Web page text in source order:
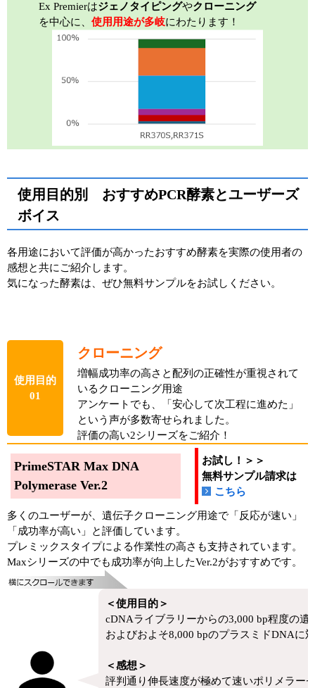
Ex Premierはジェノタイピングやクローニング
を中心に、 使用用途が多岐にわたります！
使用目的別 おすすめPCR酵素とユーザーズ
ボイス
各用途において評価が高かったおすすめ酵素を実際の使用者の
感想と共にご紹介します。
気になった酵素は、ぜひ無料サンプルをお試しください。
使用目的
01
クローニング
増幅成功率の高さと配列の正確性が重視されて
いるクローニング用途
アンケートでも、「安心して次工程に進めた」
という声が多数寄せられました。
評価の高い2シリーズをご紹介！
PrimeSTAR Max DNA
Polymerase Ver.2
お試し！＞＞
無料サンプル請求は
こちら
多くのユーザーが、遺伝子クローニング用途で「反応が速い」
「成功率が高い」と評価しています。
プレミックスタイプによる作業性の高さも支持されています。
Maxシリーズの中でも成功率が向上したVer.2がおすすめです。
＜使用目的＞
cDNAライブラリーからの3,000 bp程度の
およびおよそ8,000 bpのプラスミドDNAに
＜感想＞
評判通り伸長速度が極めて速いポリメラー